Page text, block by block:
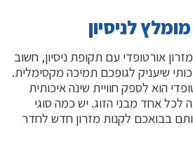
לניסיון
אורטופדי עם תקופת ניסיון, חשוב
שיעניק לגופכם תמיכה מקסימלית.
הוא לספק חוויית שינה איכותית
לכל אחד מבני הזוג. יש כמה סוגי
בבואכם לקנות מזרון חדש לחדר